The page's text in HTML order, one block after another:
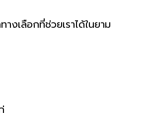
เลือกที่ช่วยเราได้ในยาม